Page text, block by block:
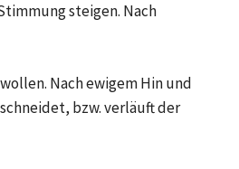
steigen. Nach
Nach ewigem Hin und
bzw. verläuft der